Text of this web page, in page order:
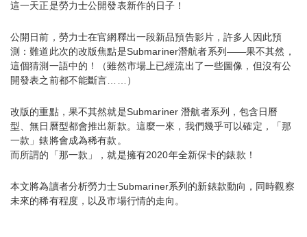
這一天正是勞力士公開發表新作的日子！
公開日前，勞力士在官網釋出一段新品預告影片，許多人因此預
測：難道此次的改版焦點是Submariner潛航者系列——果不其然，
這個猜測一語中的！（雖然市場上已經流出了一些圖像，但沒有公
開發表之前都不能斷言……）
改版的重點，果不其然就是Submariner 潛航者系列，包含日曆
型、無日曆型都會推出新款。這麼一來，我們幾乎可以確定，「那
一款」錶將會成為稀有款。
而所謂的「那一款」，就是擁有2020年全新保卡的錶款！
本文將為讀者分析勞力士Submariner系列的新錶款動向，同時觀察
未來的稀有程度，以及市場行情的走向。